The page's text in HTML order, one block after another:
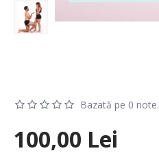
Bazată pe 0 note.
100,00 Lei